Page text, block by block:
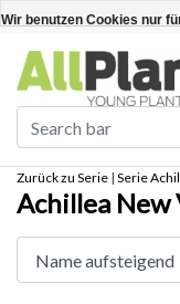
Zurück zu Serie | Serie
Achillea
Wir benutzen Cookies nur